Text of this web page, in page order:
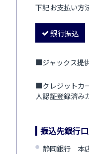
下記お支払い方
銀行振込
■ジャックス提
■クレジットカ
人認証登録済み
振込先銀行
静岡銀行 本